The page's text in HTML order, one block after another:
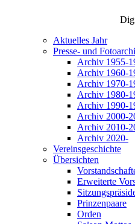
Aktuelles Jahr
Presse- und
Archiv 1955-
Archiv 1960-
Archiv 1970-
Archiv 1980-
Archiv 1990-
Archiv 2000-
Archiv 2010-
Archiv 2020-
Vereinsgeschichte
Übersichten
Erweiterte
Prinzenpaare
Orden